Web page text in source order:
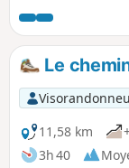
apprendre plus !
naturels, forêt,
chance
sentier pieds nus
faire découvrir le
manière de se
Le
11,58 km
3h 40